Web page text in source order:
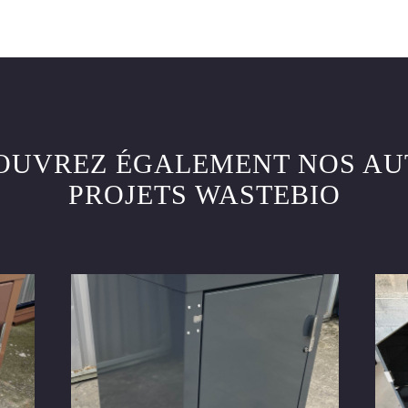
ÉGALEMENT NOS
PROJETS WASTEBIO